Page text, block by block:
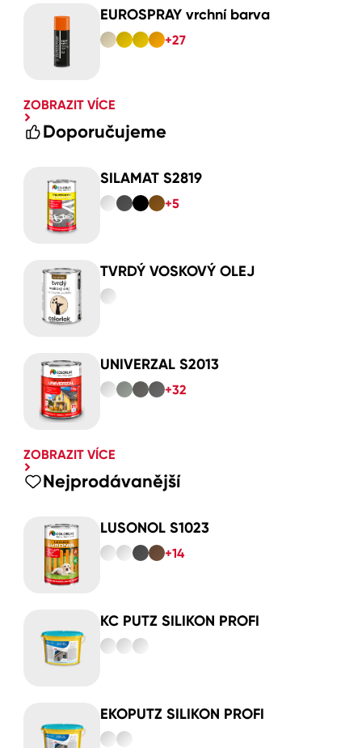
EUROSPRAY vrchní barva
+27
ZOBRAZIT VÍCE
Doporučujeme
SILAMAT S2819
+5
TVRDÝ VOSKOVÝ OLEJ
UNIVERZAL S2013
+32
ZOBRAZIT VÍCE
Nejprodávanější
LUSONOL S1023
+14
KC PUTZ SILIKON PROFI
EKOPUTZ SILIKON PROFI